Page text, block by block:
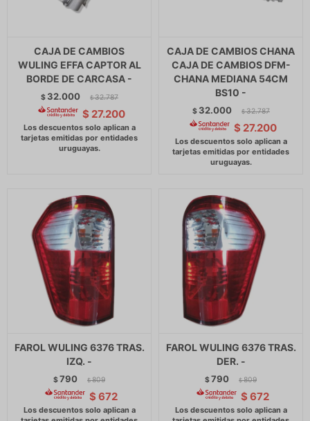
CAJA DE CAMBIOS
WULING EFFA CAPTOR AL
BORDE DE CARCASA -
$ 32.000 $ 32.787
$ 27.200
CAJA DE CAMBIOS CHANA
CAJA DE CAMBIOS DFM-
CHANA MEDIANA 54CM
BS10 -
$ 32.000 $ 32.787
$ 27.200
FAROL WULING 6376 TRAS.
IZQ. -
$790 $ 809
$ 672
FAROL WULING 6376 TRAS.
DER. -
$790 $ 809
$ 672